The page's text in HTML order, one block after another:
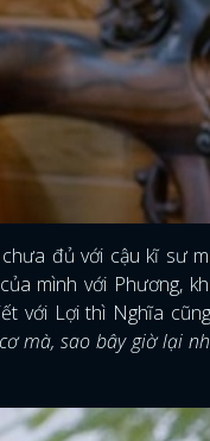
đủ với cậu kĩ sư
mình với Phương,
với Lợi thì Nghĩa
mà, sao bây giờ lại